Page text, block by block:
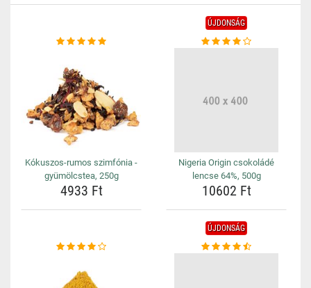
Kókuszos-rumos szimfónia -
gyümölcstea, 250g
4933 Ft
ÚJDONSÁG
Nigeria Origin csokoládé
lencse 64%, 500g
10602 Ft
ÚJDONSÁG